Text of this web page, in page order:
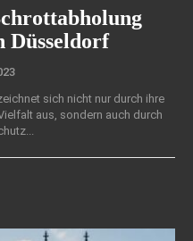
Düsseldorf
sich nicht nur durch ihre
aus, sondern auch durch